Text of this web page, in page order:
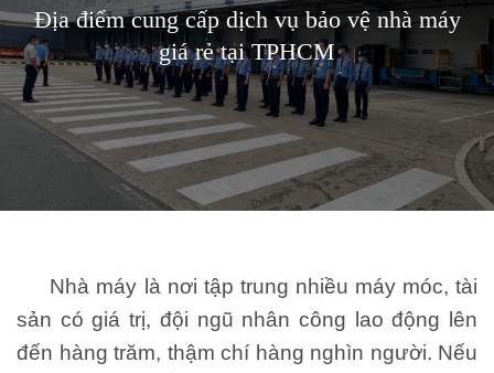
Địa điểm cung cấp dịch vụ bảo vệ nhà máy
giá rẻ tại TPHCM
Nhà máy là nơi tập trung nhiều máy móc, tài
sản có giá trị, đội ngũ nhân công lao động lên
đến hàng trăm, thậm chí hàng nghìn người. Nếu